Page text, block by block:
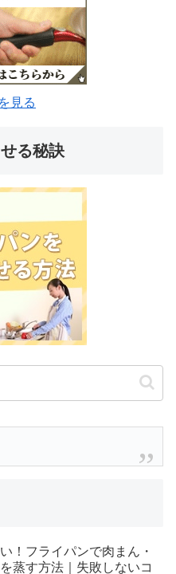
見る
る秘訣
！フライパンで肉まん・
蒸す方法｜失敗しないコ